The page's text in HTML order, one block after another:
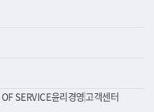
SERVICE윤리경영고객센터